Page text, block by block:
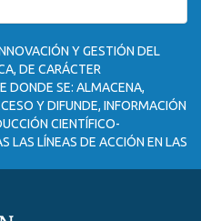
Y GESTIÓN DEL
DE CARÁCTER
DONDE SE: ALMACENA,
Y DIFUNDE, INFORMACIÓN
CIENTÍFICO-
LAS LÍNEAS DE ACCIÓN EN LAS